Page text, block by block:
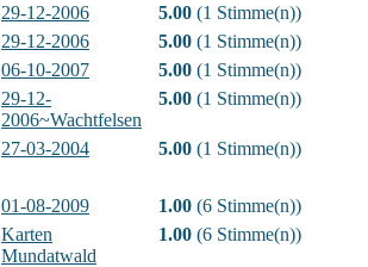
29-12-2006 5.00 (1 Stimme(n))
29-12-2006 5.00 (1 Stimme(n))
06-10-2007 5.00 (1 Stimme(n))
29-12-
2006~Wachtfelsen
5.00 (1 Stimme(n))
27-03-2004 5.00 (1 Stimme(n))
01-08-2009 1.00 (6 Stimme(n))
Karten
Mundatwald
1.00 (6 Stimme(n))